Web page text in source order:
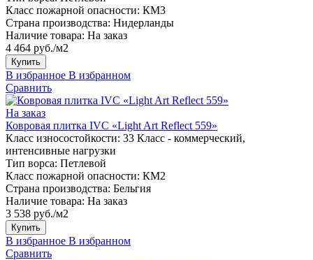
Класс пожарной опасности: КМ3
Страна производства: Нидерланды
Наличие товара: На заказ
4 464 руб./м2
Купить
В избранное В избранном
Сравнить
На заказ
Ковровая плитка IVC «Light Art Reflect 559»
Класс износостойкости: 33 Класс - коммерческий,
интенсивные нагрузки
Тип ворса: Петлевой
Класс пожарной опасности: КМ2
Страна производства: Бельгия
Наличие товара: На заказ
3 538 руб./м2
Купить
В избранное В избранном
Сравнить